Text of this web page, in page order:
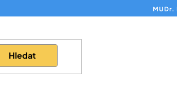
MUDr.
Hledat